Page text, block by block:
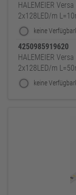
HALEMEIER
2x128LED/m
keine
4250985919620
HALEMEIER
2x128LED/m
keine